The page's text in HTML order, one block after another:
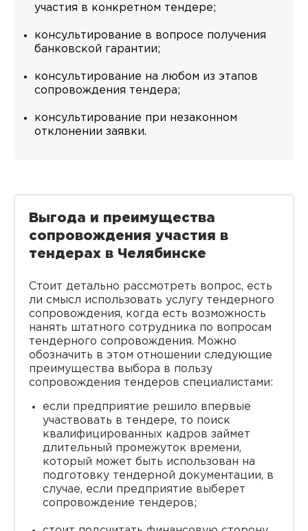
участия в конкретном тендере;
консультирование в вопросе получения
банковской гарантии;
консультирование на любом из этапов
сопровождения тендера;
консультирование при незаконном
отклонении заявки.
Выгода и преимущества
сопровождения участия в
тендерах в Челябинске
Стоит детально рассмотреть вопрос, есть
ли смысл использовать услугу тендерного
сопровождения, когда есть возможность
нанять штатного сотрудника по вопросам
тендерного сопровождения. Можно
обозначить в этом отношении следующие
преимущества выбора в пользу
сопровождения тендеров специалистами:
если предприятие решило впервые
участвовать в тендере, то поиск
квалифицированных кадров займет
длительный промежуток времени,
который может быть использован на
подготовку тендерной документации, в
случае, если предприятие выберет
сопровождение тендеров;